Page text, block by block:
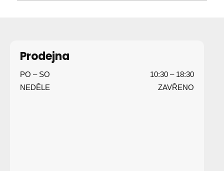
Prodejna
PO – SO
10:30 – 18:30
NEDĚLE
ZAVŘENO